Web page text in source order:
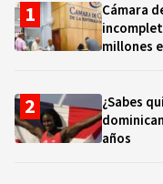
Cámara
millones
¿Sabes
años